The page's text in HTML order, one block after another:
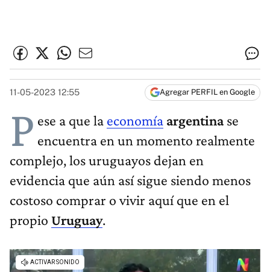
11-05-2023 12:55 Agregar PERFIL en Google
P ese a que la economía argentinase
encuentra en un momento realmente
complejo, los uruguayos dejan en
evidencia que aún así sigue siendo menos
costoso comprar o vivir aquí que en el
propio Uruguay.